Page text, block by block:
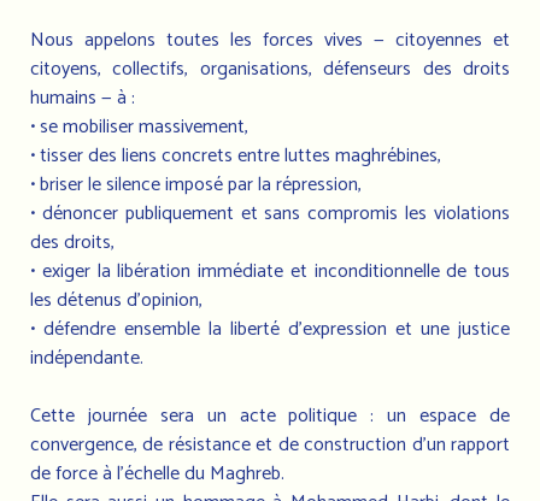
Nous appelons toutes les forces vives — citoyennes et
citoyens, collectifs, organisations, défenseurs des droits
humains — à :
• se mobiliser massivement,
• tisser des liens concrets entre luttes maghrébines,
• briser le silence imposé par la répression,
• dénoncer publiquement et sans compromis les violations
des droits,
• exiger la libération immédiate et inconditionnelle de tous
les détenus d’opinion,
• défendre ensemble la liberté d’expression et une justice
indépendante.
Cette journée sera un acte politique : un espace de
convergence, de résistance et de construction d’un rapport
de force à l’échelle du Maghreb.